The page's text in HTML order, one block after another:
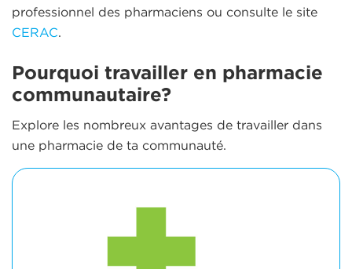
professionnel des pharmaciens ou consulte le site
CERAC.
Pourquoi travailler en pharmacie
communautaire?
Explore les nombreux avantages de travailler dans
une pharmacie de ta communauté.